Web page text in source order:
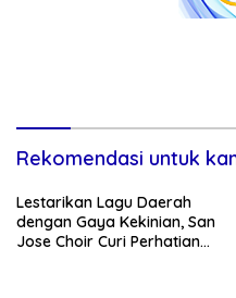
Rekomendasi untuk
Lestarikan Lagu Daerah
dengan Gaya Kekinian, San
Jose Choir Curi Perhatian